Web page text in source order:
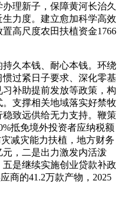
理新子，保障黄河长治久
力度。建立愈加科学高效
高尺度农田扶植资金1766
久本钱、耐心本钱。环绕
过紧日子要求、深化零基
补助提前发放等政策，构
支撑相关地域落实好禁牧
致远供给无力支持。鞭策
抵免境外投资者应纳税额
减灾能力扶植，地方财务
元，二是出力激发内活泼
是继续实施创业贷款补政
商的41.2万款产物，2025